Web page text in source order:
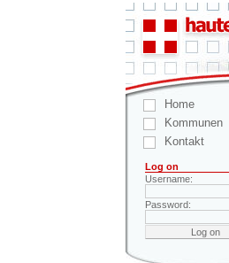
Home
Kommunen
Kontakt
Log on
Username:
Password: